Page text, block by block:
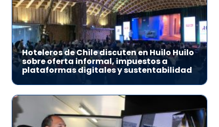
Hoteleros de Chile discuten en Huilo Huilo
sobre oferta informal, impuestos a
plataformas digitales y sustentabilidad